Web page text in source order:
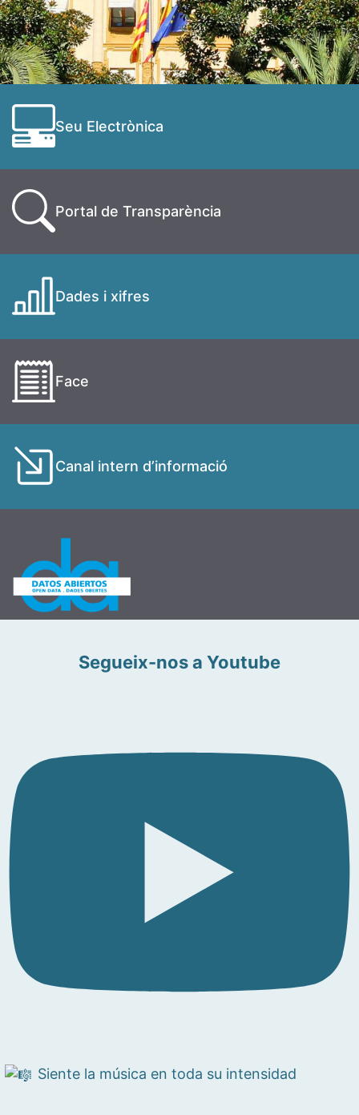
Seu Electrònica
Portal de Transparència
Dades i xifres
Face
Canal intern d’informació
Segueix-nos a Youtube
Siente la música en toda su intensidad